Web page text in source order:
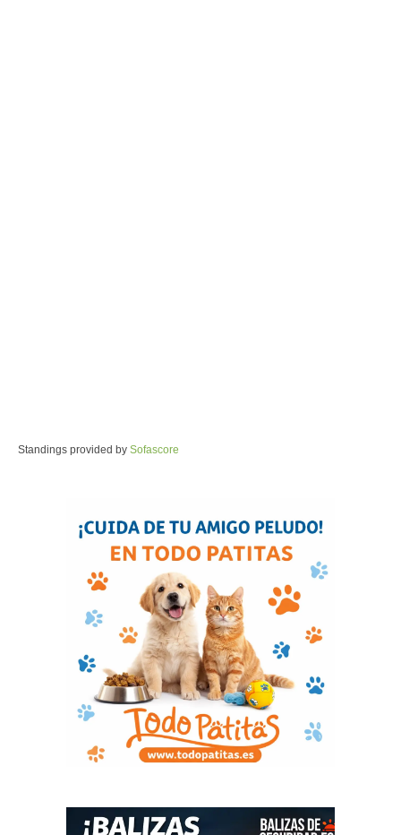
Standings provided by Sofascore